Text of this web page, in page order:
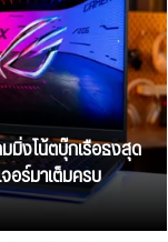
มิ่งโน้ตบุ๊กเรือธงสุด
ร์มาเต็มครบ